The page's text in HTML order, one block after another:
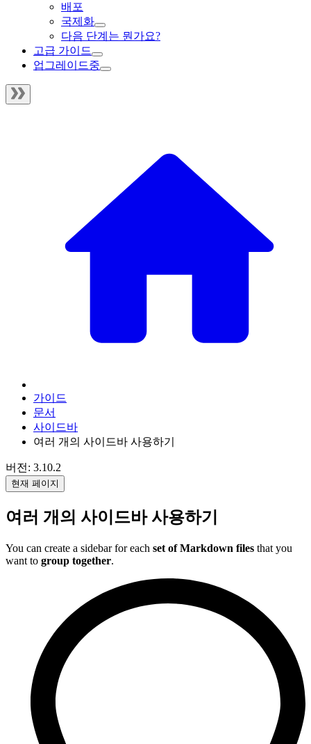
배포
국제화
다음 단계는 뭔가요?
고급 가이드
업그레이드중
가이드
문서
사이드바
여러 개의 사이드바 사용하기
버전: 3.10.2
현재 페이지
여러 개의 사이드바 사용하기
You can create a sidebar for each set of Markdown files that you
want to group together.